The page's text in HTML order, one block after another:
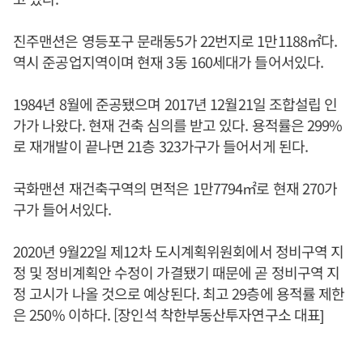
진주맨션은 영등포구 문래동5가 22번지로 1만1188㎡다.
역시 준공업지역이며 현재 3동 160세대가 들어서있다.
1984년 8월에 준공됐으며 2017년 12월21일 조합설립 인
가가 나왔다. 현재 건축 심의를 받고 있다. 용적률은 299%
로 재개발이 끝나면 21층 323가구가 들어서게 된다.
국화맨션 재건축구역의 면적은 1만7794㎡로 현재 270가
구가 들어서있다.
2020년 9월22일 제12차 도시계획위원회에서 정비구역 지
정 및 정비계획안 수정이 가결됐기 때문에 곧 정비구역 지
정 고시가 나올 것으로 예상된다. 최고 29층에 용적률 제한
은 250% 이하다. [장인석 착한부동산투자연구소 대표]